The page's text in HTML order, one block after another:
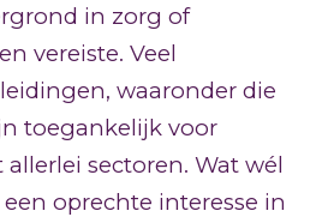
in zorg of
vereiste. Veel
waaronder die
toegankelijk voor
sectoren. Wat wél
oprechte interesse in